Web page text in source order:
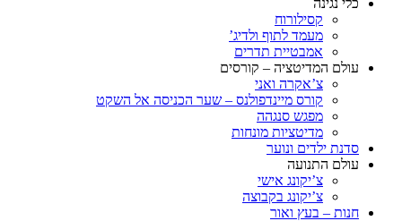
כלי נגינה
קסילורוח
מעמד לתוף ולדיג’
אמבטיית תדרים
עולם המדיטציה – קורסים
צ’אקרה ואני
קורס מיינדפולנס – שער הכניסה אל השקט
מפגש סנגהה
מדיטציות מונחות
סדנת ילדים ונוער
עולם התנועה
צ’יקונג אישי
צ’יקונג בקבוצה
חנות – בעץ ואור